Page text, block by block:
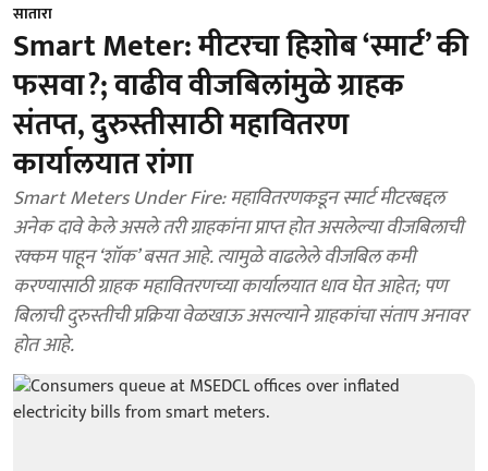
सातारा
Smart Meter: मीटरचा हिशोब ‘स्मार्ट’ की
फसवा?; वाढीव वीजबिलांमुळे ग्राहक
संतप्त, दुरुस्तीसाठी महावितरण
कार्यालयात रांगा
Smart Meters Under Fire: महावितरणकडून स्मार्ट मीटरबद्दल
अनेक दावे केले असले तरी ग्राहकांना प्राप्त होत असलेल्या वीजबिलाची
रक्कम पाहून ‘शॉक’ बसत आहे. त्यामुळे वाढलेले वीजबिल कमी
करण्यासाठी ग्राहक महावितरणच्या कार्यालयात धाव घेत आहेत; पण
बिलाची दुरुस्तीची प्रक्रिया वेळखाऊ असल्याने ग्राहकांचा संताप अनावर
होत आहे.